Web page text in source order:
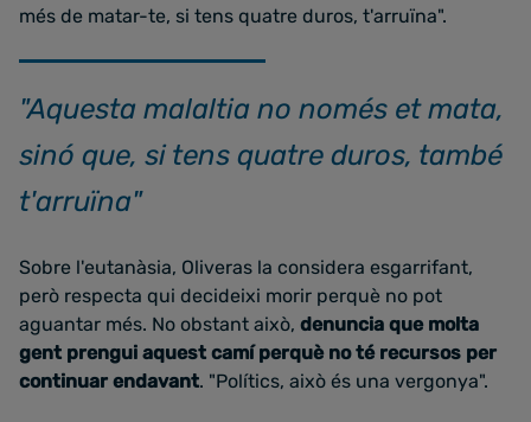
més de matar-te, si tens quatre duros, t'arruïna".
"Aquesta malaltia no només et mata,
sinó que, si tens quatre duros, també
t'arruïna"
Sobre l'eutanàsia, Oliveras la considera esgarrifant,
però respecta qui decideixi morir perquè no pot
aguantar més. No obstant això, denuncia que molta
gent prengui aquest camí perquè no té recursos per
continuar endavant. "Polítics, això és una vergonya".